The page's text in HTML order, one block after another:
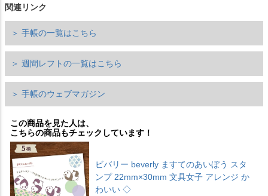
関連リンク
＞ 手帳の一覧はこちら
＞ 週間レフトの一覧はこちら
＞ 手帳のウェブマガジン
この商品を見た人は、
こちらの商品もチェックしています！
ビバリー beverly ますてのあいぼう スタ
ンプ 22mm×30mm 文具女子 アレンジ か
わいい ◇